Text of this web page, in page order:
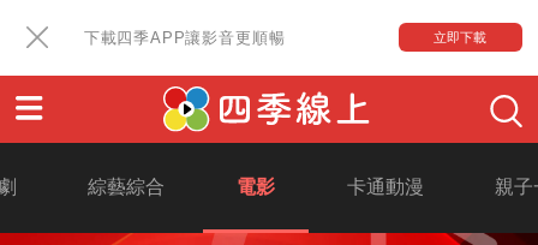
下載四季APP讓影音更順暢 立即下載
綜藝綜合 電影 卡通動漫 親